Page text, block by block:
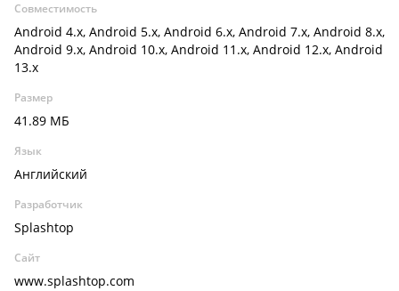
Совместимость
Android 4.x, Android 5.x, Android 6.x, Android 7.x, Android 8.x,
Android 9.x, Android 10.x, Android 11.x, Android 12.x, Android
13.x
Размер
41.89 МБ
Язык
Английский
Разработчик
Splashtop
Сайт
www.splashtop.com